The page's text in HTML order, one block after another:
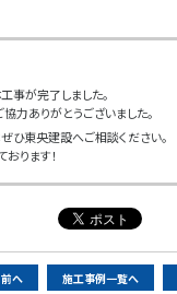
事が完了しました。
力ありがとうございました。
ひ東央建設へご相談ください。
ります！
前へ 施工事例一覧へ